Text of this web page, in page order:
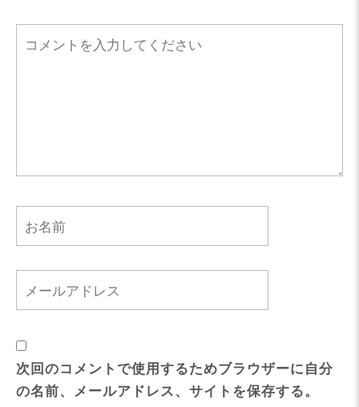
次回のコメントで使用するためブラウザーに自分
の名前、メールアドレス、サイトを保存する。